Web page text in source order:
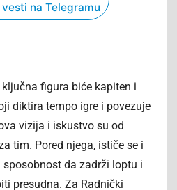
na Telegramu
figura biće kapiten i
diktira tempo igre i povezuje
vizija i iskustvo su od
tim. Pored njega, ističe se i
da zadrži loptu i
presudna. Za Radnički